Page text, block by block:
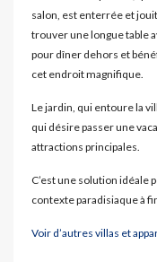
salon, est enterrée et
trouver une longue table
pour dîner dehors et
cet endroit magnifique.
Le jardin, qui entoure la
qui désire passer une
attractions principales.
C’est une solution idéale
contexte paradisiaque à
Voir d’autres villas et